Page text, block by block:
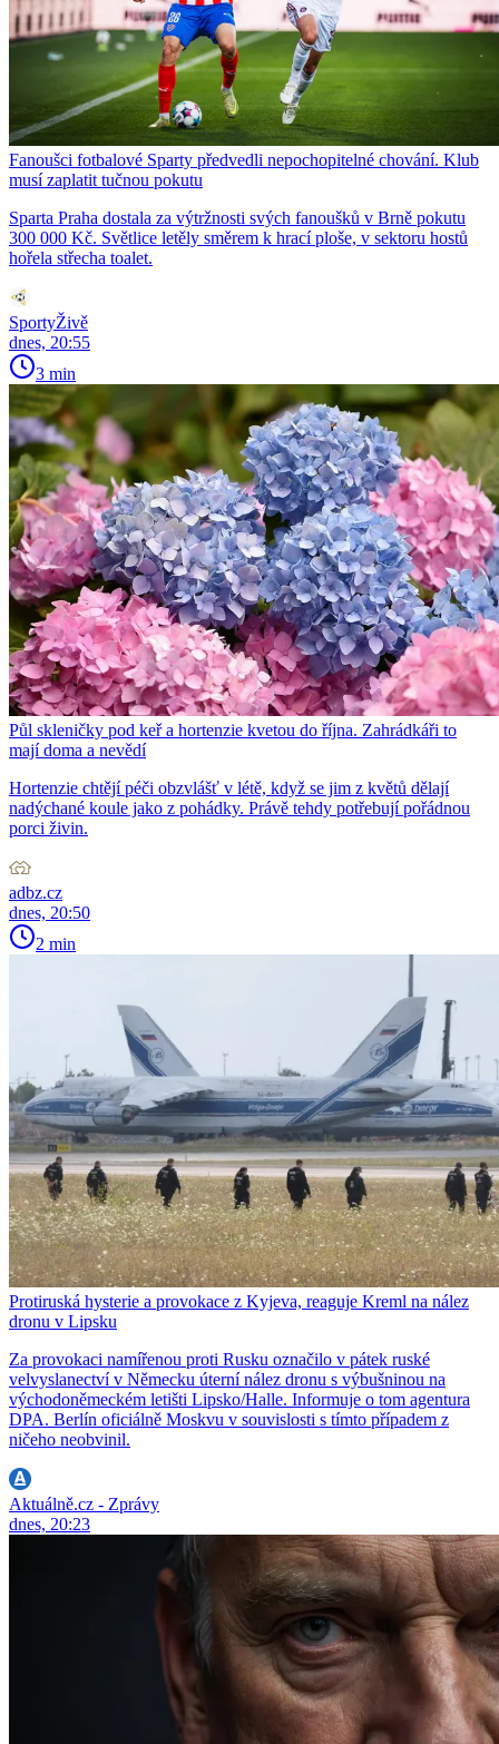
Fanoušci fotbalové Sparty předvedli nepochopitelné chování. Klub
musí zaplatit tučnou pokutu
Sparta Praha dostala za výtržnosti svých fanoušků v Brně pokutu
300 000 Kč. Světlice letěly směrem k hrací ploše, v sektoru hostů
hořela střecha toalet.
SportyŽivě
dnes, 20:55
3 min
Půl skleničky pod keř a hortenzie kvetou do října. Zahrádkáři to
mají doma a nevědí
Hortenzie chtějí péči obzvlášť v létě, když se jim z květů dělají
nadýchané koule jako z pohádky. Právě tehdy potřebují pořádnou
porci živin.
adbz.cz
dnes, 20:50
2 min
Protiruská hysterie a provokace z Kyjeva, reaguje Kreml na nález
dronu v Lipsku
Za provokaci namířenou proti Rusku označilo v pátek ruské
velvyslanectví v Německu úterní nález dronu s výbušninou na
východoněmeckém letišti Lipsko/Halle. Informuje o tom agentura
DPA. Berlín oficiálně Moskvu v souvislosti s tímto případem z
ničeho neobvinil.
Aktuálně.cz - Zprávy
dnes, 20:23